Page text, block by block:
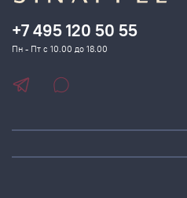
+7 495 120 50 55
Пн - Пт с 10.00 до 18.00